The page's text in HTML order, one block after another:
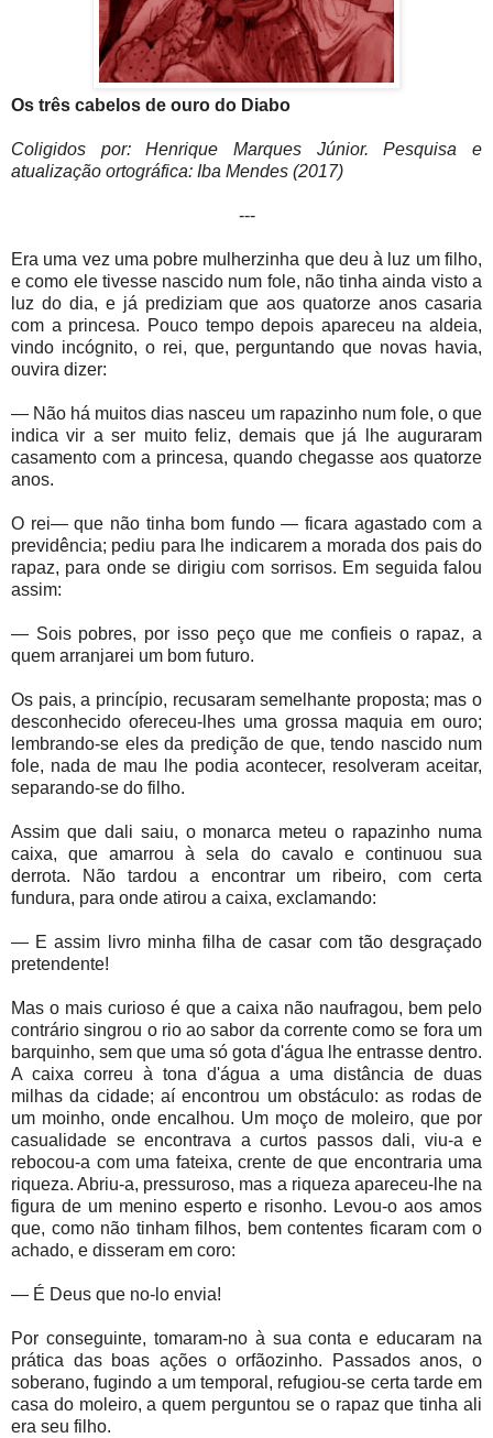
Os três cabelos de ouro do Diabo
Coligidos por: Henrique Marques Júnior. Pesquisa e
atualização ortográfica: Iba Mendes (2017)
---
Era uma vez uma pobre mulherzinha que deu à luz um filho,
e como ele tivesse nascido num fole, não tinha ainda visto a
luz do dia, e já prediziam que aos quatorze anos casaria
com a princesa. Pouco tempo depois apareceu na aldeia,
vindo incógnito, o rei, que, perguntando que novas havia,
ouvira dizer:
— Não há muitos dias nasceu um rapazinho num fole, o que
indica vir a ser muito feliz, demais que já lhe auguraram
casamento com a princesa, quando chegasse aos quatorze
anos.
O rei— que não tinha bom fundo — ficara agastado com a
previdência; pediu para lhe indicarem a morada dos pais do
rapaz, para onde se dirigiu com sorrisos. Em seguida falou
assim:
— Sois pobres, por isso peço que me confieis o rapaz, a
quem arranjarei um bom futuro.
Os pais, a princípio, recusaram semelhante proposta; mas o
desconhecido ofereceu-lhes uma grossa maquia em ouro;
lembrando-se eles da predição de que, tendo nascido num
fole, nada de mau lhe podia acontecer, resolveram aceitar,
separando-se do filho.
Assim que dali saiu, o monarca meteu o rapazinho numa
caixa, que amarrou à sela do cavalo e continuou sua
derrota. Não tardou a encontrar um ribeiro, com certa
fundura, para onde atirou a caixa, exclamando:
— E assim livro minha filha de casar com tão desgraçado
pretendente!
Mas o mais curioso é que a caixa não naufragou, bem pelo
contrário singrou o rio ao sabor da corrente como se fora um
barquinho, sem que uma só gota d'água lhe entrasse dentro.
A caixa correu à tona d'água a uma distância de duas
milhas da cidade; aí encontrou um obstáculo: as rodas de
um moinho, onde encalhou. Um moço de moleiro, que por
casualidade se encontrava a curtos passos dali, viu-a e
rebocou-a com uma fateixa, crente de que encontraria uma
riqueza. Abriu-a, pressuroso, mas a riqueza apareceu-lhe na
figura de um menino esperto e risonho. Levou-o aos amos
que, como não tinham filhos, bem contentes ficaram com o
achado, e disseram em coro:
— É Deus que no-lo envia!
Por conseguinte, tomaram-no à sua conta e educaram na
prática das boas ações o orfãozinho. Passados anos, o
soberano, fugindo a um temporal, refugiou-se certa tarde em
casa do moleiro, a quem perguntou se o rapaz que tinha ali
era seu filho.